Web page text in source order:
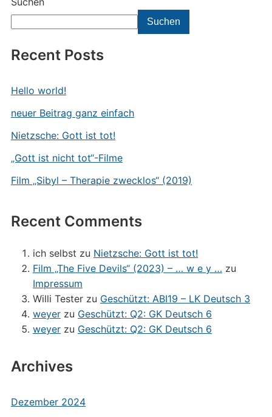
Suchen
Recent Posts
Hello world!
neuer Beitrag ganz einfach
Nietzsche: Gott ist tot!
„Gott ist nicht tot“-Filme
Film „Sibyl – Therapie zwecklos“ (2019)
Recent Comments
ich selbst zu Nietzsche: Gott ist tot!
Film „The Five Devils“ (2023) – … w e y … zu
Impressum
Willi Testerzu Geschützt: ABI19 – LK Deutsch 3
weyerzu Geschützt: Q2: GK Deutsch 6
weyerzu Geschützt: Q2: GK Deutsch 6
Archives
Dezember 2024